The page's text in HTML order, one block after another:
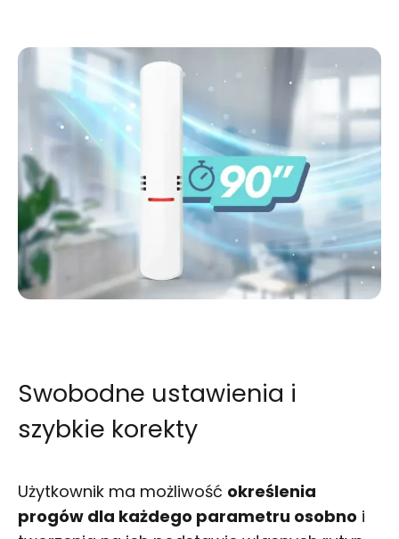
Swobodne ustawienia i
szybkie korekty
Użytkownik ma możliwość określenia
progów dla każdego parametru osobno i